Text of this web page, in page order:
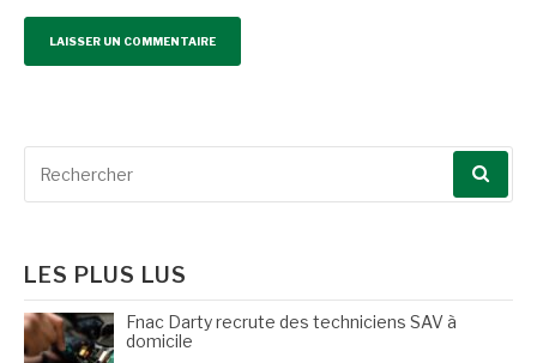
LES PLUS LUS
Fnac Darty recrute des techniciens SAV à
domicile